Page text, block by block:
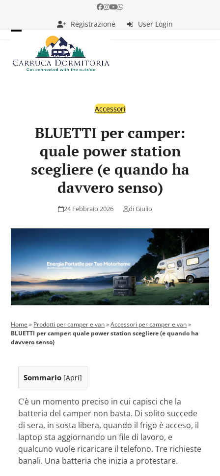
Facebook
Instagram
YouTube
Whatsapp
Registrazione
User Login
mobile
menu
mobile
menu
Accessori
BLUETTI per camper:
quale power station
scegliere (e quando ha
davvero senso)
24 Febbraio 2026 diGiulio
Home » Prodotti per camper e van»Accessori per camper e van»
BLUETTI per camper: quale power station scegliere (e quando ha
davvero senso)
Sommario [Apri]
C’è un momento preciso in cui capisci che la
batteria del camper non basta. Di solito succede
di sera, in sosta libera, quando il frigo è acceso, il
laptop sta aggiornando un file di lavoro, e
qualcuno vuole ricaricare il telefono. Tre richieste
banali. Una batteria che inizia a protestare.